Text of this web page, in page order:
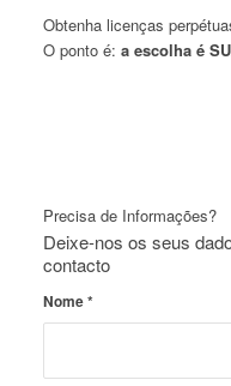
Obtenha licenças
O ponto é: a escolha é
Precisa de Informações?
Deixe-nos os seus
contacto
Nome*